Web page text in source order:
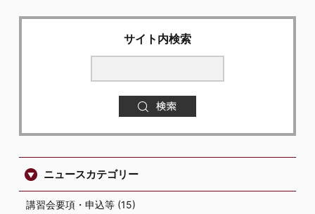
サイト内検索
ニュースカテゴリー
講習会要項・申込等 (15)